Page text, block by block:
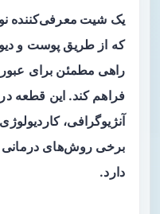
یک شیت معرفی‌کننده
که از طریق پوست و
راهی مطمئن برای عبور
فراهم کند. این قطعه
آنژیوگرافی،
برخی روش‌های درمانی
دارد.